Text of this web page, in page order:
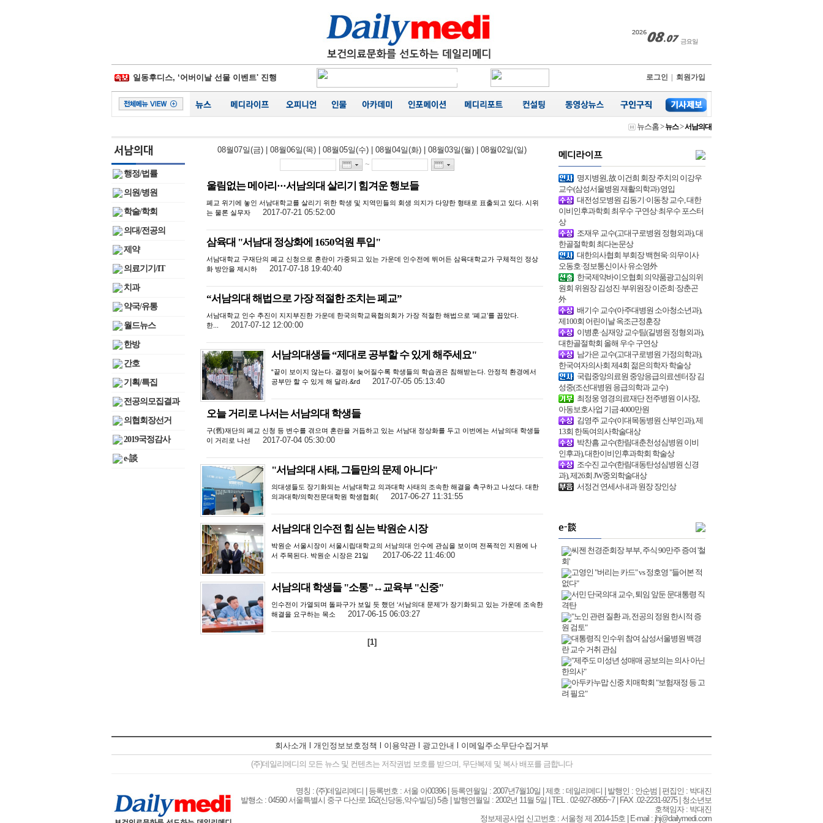
부민병원, 개원 37周 기념식 개최
일동후디스, ‘어버이날 선물 이벤트' 진행
김포우리병원, '이웃사랑 그리기 대회' 성료
서울대병원, 베트남에 검진시스템 이식
비플러스랩, 종합 헬스케어 플랫폼 잰걸음
서울성모 정찬권 교수, WHO 교과서 공동집필
백악관, 하반기 코로나19 확진 1억명 가능성 경
삼성물산-제일모직 합병 무효소송 6년만에 '마무
로그인 회원가입
뉴스홈>뉴스>서남의대
행정/법률
의원/병원
학술/학회
의대/전공의
제약
의료기기/IT
치과
약국/유통
월드뉴스
한방
간호
기획/특집
전공의모집결과
의협회장선거
2019국정감사
e-談
08월07일(금)| 08월06일(목)| 08월05일(수)| 08월04일(화)| 08월03일(월)| 08월02일(일)
~
울림없는 메아리···서남의대 살리기 힘겨운 행보들
폐교 위기에 놓인 서남대학교를 살리기 위한 학생 및 지역민들의 회생 의지가 다양한 형태로 표출되고 있다. 시위
는 물론 실무자
2017-07-21 05:52:00
삼육대 "서남대 정상화에 1650억원 투입"
서남대학교 구재단의 폐교 신청으로 혼란이 가중되고 있는 가운데 인수전에 뛰어든 삼육대학교가 구체적인 정상
화 방안을 제시하
2017-07-18 19:40:40
“서남의대 해법으로 가장 적절한 조치는 폐교”
서남대학교 인수 추진이 지지부진한 가운데 한국의학교육협의회가 가장 적절한 해법으로 ‘폐교’를 꼽았다.
한...
2017-07-12 12:00:00
서남의대생들 “제대로 공부할 수 있게 해주세요"
“끝이 보이지 않는다. 결정이 늦어질수록 학생들의 학습권은 침해받는다. 안정적 환경에서
공부만 할 수 있게 해 달라.&rd
2017-07-05 05:13:40
오늘 거리로 나서는 서남의대 학생들
구(舊)재단의 폐교 신청 등 변수를 겪으며 혼란을 거듭하고 있는 서남대 정상화를 두고 이번에는 서남의대 학생들
이 거리로 나선
2017-07-04 05:30:00
"서남의대 사태, 그들만의 문제 아니다"
의대생들도 장기화되는 서남대학교 의과대학 사태의 조속한 해결을 촉구하고 나섰다. 대한
의과대학/의학전문대학원 학생협회(
2017-06-27 11:31:55
서남의대 인수전 힘 싣는 박원순 시장
박원순 서울시장이 서울시립대학교의 서남의대 인수에 관심을 보이며 전폭적인 지원에 나
서 주목된다. 박원순 시장은 21일
2017-06-22 11:46:00
서남의대 학생들 "소통"↔교육부 "신중"
인수전이 가열되며 돌파구가 보일 듯 했던 ‘서남의대 문제’가 장기화되고 있는 가운데 조속한
해결을 요구하는 목소
2017-06-15 06:03:27
[1]
명지병원, 故 이건희 회장 주치의 이강우
교수(삼성서울병원 재활의학과) 영입
대전성모병원 김동기·이동창 교수, 대한
이비인후과학회 최우수 구연상·최우수 포스터
상
조재우 교수(고대구로병원 정형외과), 대
한골절학회 최다논문상
대한의사협회 부회장 백현욱·의무이사
오동호·정보통신이사 유소영外
한국제약바이오협회 의약품광고심의위
원회 위원장 김성진·부위원장 이준희·장춘곤
外
배기수 교수(아주대병원 소아청소년과),
제100회 어린이날 옥조근정훈장
이병훈·심재앙 교수팀(길병원 정형외과),
대한골절학회 올해 우수 구연상
남가은 교수(고대구로병원 가정의학과),
한국여자의사회 제4회 젊은의학자 학술상
국립중앙의료원 중앙응급의료센터장 김
성중(조선대병원 응급의학과 교수)
최정웅 영경의료재단 전주병원 이사장,
아동보호사업 기금 4000만원
김영주 교수(이대목동병원 산부인과), 제
13회 한독여의사학술대상
박찬흠 교수(한림대춘천성심병원 이비
인후과), 대한이비인후과학회 학술상
조수진 교수(한림대동탄성심병원 신경
과), 제26회 JW중외학술대상
서정건 연세서내과 원장 장인상
씨젠 천경준회장 부부, 주식 90만주 증여 '철
회'
고영인 "버리는 카드" vs 정호영 "들어본 적
없다"
서민 단국의대 교수, 퇴임 앞둔 문대통령 직
격탄
"노인 관련 질환 과, 전공의 정원 한시적 증
원 검토"
대통령직 인수위 참여 삼성서울병원 백경
란 교수 거취 관심
"제주도 미성년 성매매 공보의는 의사 아닌
한의사"
아두카누맙 신중 치매학회 "보험재정 등 고
려 필요"
회사소개 개인정보보호정책 이용약관l 광고안내
이메일주소무단수집거부
(주)데일리메디의 모든 뉴스 및 컨텐츠는 저작권법 보호를 받으며, 무단복제 및 복사 배포를 금합니다
명칭 : (주)데일리메디 | 등록번호 : 서울 아00396 | 등록연월일 : 2007년7월10일 | 제호 : 데일리메디 | 발행인 : 안순범 | 편집인 : 박대진
발행소 : 04590 서울특별시 중구 다산로 162(신당동,약수빌딩) 5층 | 발행연월일 : 2002년 11월 5일 | TEL . 02-927-8955~7 | FAX .02-2231-9275 | 청소년보
호책임자 : 박대진
정보제공사업 신고번호 : 서울청 제 2014-15호 | E-mail : jhj@dailymedi.com